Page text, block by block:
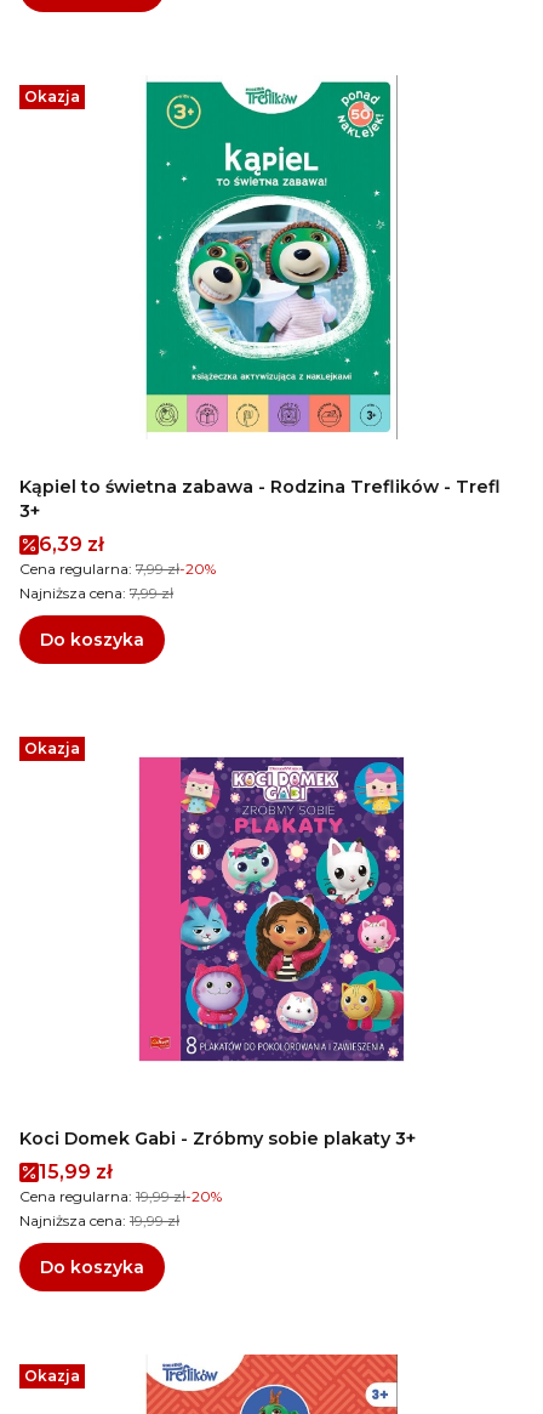
Okazja
Kąpiel to świetna zabawa - Rodzina Treflików - Trefl
3+
Cena promocyjna
6,39 zł
Cena regularna: 7,99 zł-20%
Najniższa cena: 7,99 zł
Do koszyka
Okazja
Koci Domek Gabi - Zróbmy sobie plakaty 3+
Cena promocyjna
15,99 zł
Cena regularna: 19,99 zł-20%
Najniższa cena: 19,99 zł
Do koszyka
Okazja